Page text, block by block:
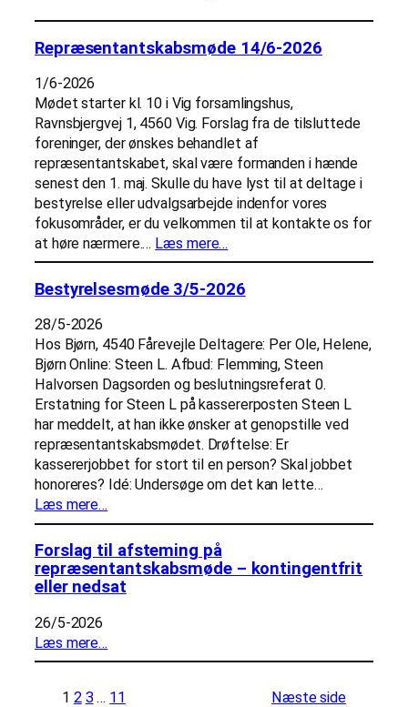
Repræsentantskabsmøde 14/6-2026
1/6-2026
Mødet starter kl. 10 i Vig forsamlingshus,
Ravnsbjergvej 1, 4560 Vig. Forslag fra de tilsluttede
foreninger, der ønskes behandlet af
repræsentantskabet, skal være formanden i hænde
senest den 1. maj. Skulle du have lyst til at deltage i
bestyrelse eller udvalgsarbejde indenfor vores
fokusområder, er du velkommen til at kontakte os for
at høre nærmere.… Læs mere…
Bestyrelsesmøde 3/5-2026
28/5-2026
Hos Bjørn, 4540 Fårevejle Deltagere: Per Ole, Helene,
Bjørn Online: Steen L. Afbud: Flemming, Steen
Halvorsen Dagsorden og beslutningsreferat 0.
Erstatning for Steen L på kassererposten Steen L
har meddelt, at han ikke ønsker at genopstille ved
repræsentantskabsmødet. Drøftelse: Er
kassererjobbet for stort til en person? Skal jobbet
honoreres? Idé: Undersøge om det kan lette…
Læs mere…
Forslag til afsteming på
repræsentantskabsmøde – kontingentfrit
eller nedsat
26/5-2026
Læs mere…
1 2 3 … 11 Næste side